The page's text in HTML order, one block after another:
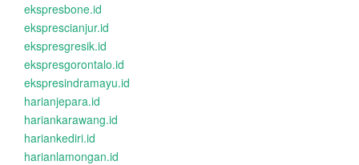
ekspresbone.id
eksprescianjur.id
ekspresgresik.id
ekspresgorontalo.id
ekspresindramayu.id
harianjepara.id
hariankarawang.id
hariankediri.id
harianlamongan.id